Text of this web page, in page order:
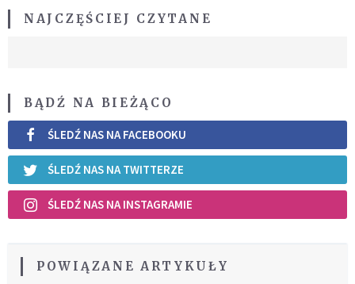
NAJCZĘŚCIEJ CZYTANE
BĄDŹ NA BIEŻĄCO
ŚLEDŹ NAS NA FACEBOOKU
ŚLEDŹ NAS NA TWITTERZE
ŚLEDŹ NAS NA INSTAGRAMIE
POWIĄZANE ARTYKUŁY